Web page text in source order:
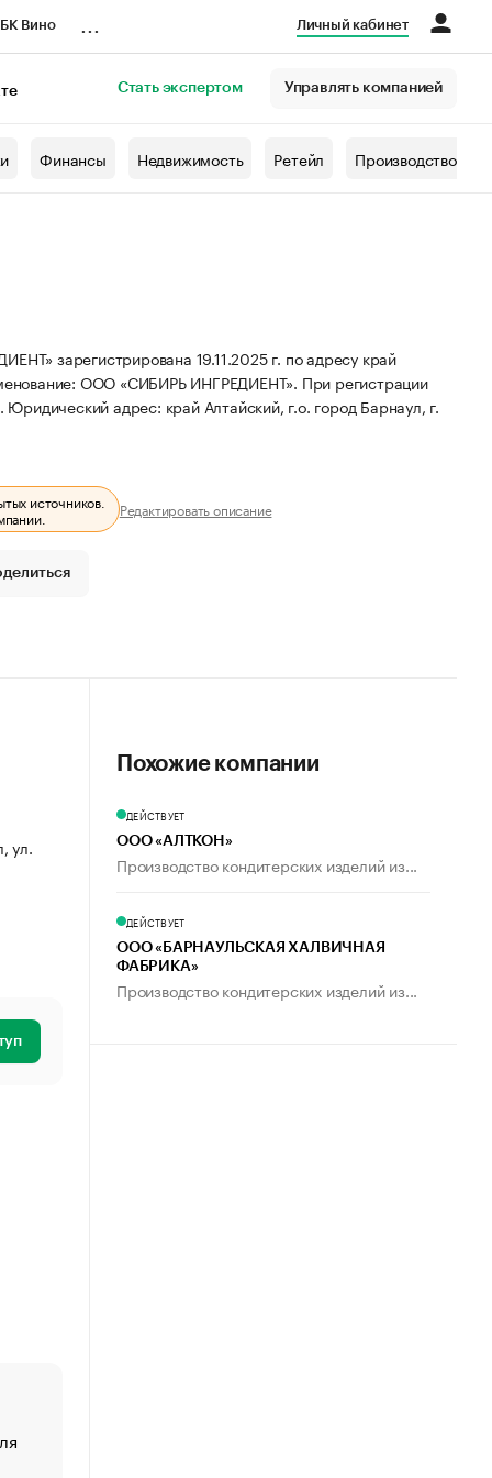
Вино Личный кабинет
Стать экспертом Управлять компанией
Финансы Недвижимость Ретейл Производство
зарегистрирована 19.11.2025 г. по адресу край
ООО «СИБИРЬ ИНГРЕДИЕНТ». При регистрации
Юридический адрес: край Алтайский, г.о. город Барнаул, г.
источников. Редактировать описание
ул.
Похожие компании
ДЕЙСТВУЕТ
ООО «АЛТКОН»
Производство кондитерских изделий из...
ДЕЙСТВУЕТ
ООО «БАРНАУЛЬСКАЯ ХАЛВИЧНАЯ
ФАБРИКА»
Производство кондитерских изделий из...